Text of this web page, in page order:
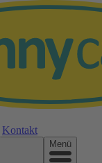
Kontakt
Menü